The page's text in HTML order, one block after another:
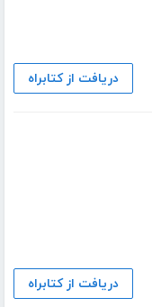
دریافت از کتابراه
دریافت از کتابراه